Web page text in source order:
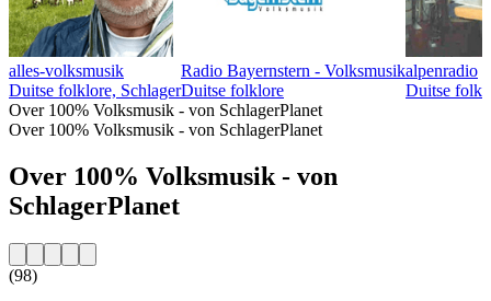
alles-volksmusik
Duitse folklore, Schlager
Radio Bayernstern - Volksmusik
Duitse folklore
alpenradio
Duitse
Over 100% Volksmusik - von SchlagerPlanet
Over 100% Volksmusik - von SchlagerPlanet
Over 100% Volksmusik - von
SchlagerPlanet
(98)